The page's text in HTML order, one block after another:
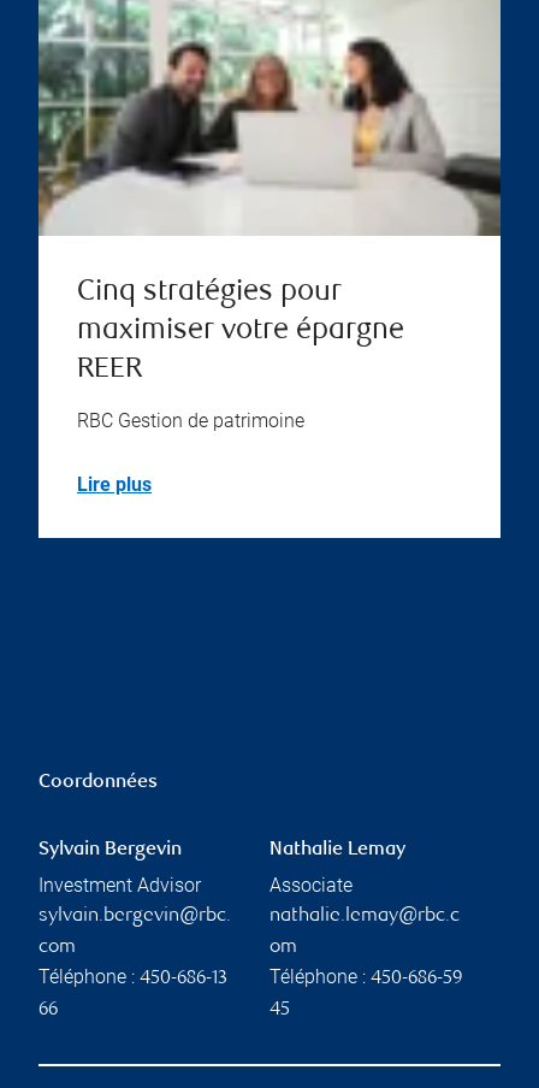
Cinq stratégies pour
maximiser votre épargne
REER
RBC Gestion de patrimoine
Lire plus
Coordonnées
Sylvain Bergevin
Investment Advisor
sylvain.bergevin@rbc.
com
Téléphone : 450-686-13
66
Nathalie Lemay
Associate
nathalie.lemay@rbc.c
om
Téléphone : 450-686-59
45